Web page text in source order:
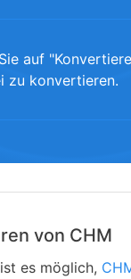
auf
zu konvertieren.
von CHM
ist es möglich,